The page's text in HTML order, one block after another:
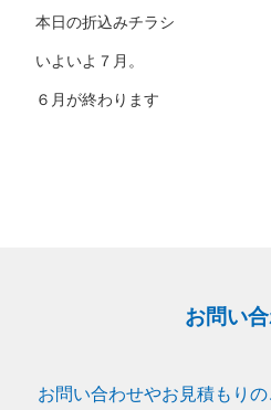
本日の折込みチラシ
いよいよ７月。
６月が終わります
お問い
お問い合わせやお見積もり